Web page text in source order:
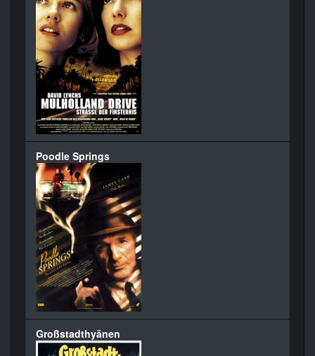
Poodle Springs
Großstadthyänen